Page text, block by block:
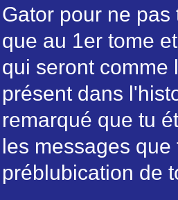
Gator pour ne
que au 1er tome
qui seront comme
présent dans
remarqué que tu
les messages
préblubication de